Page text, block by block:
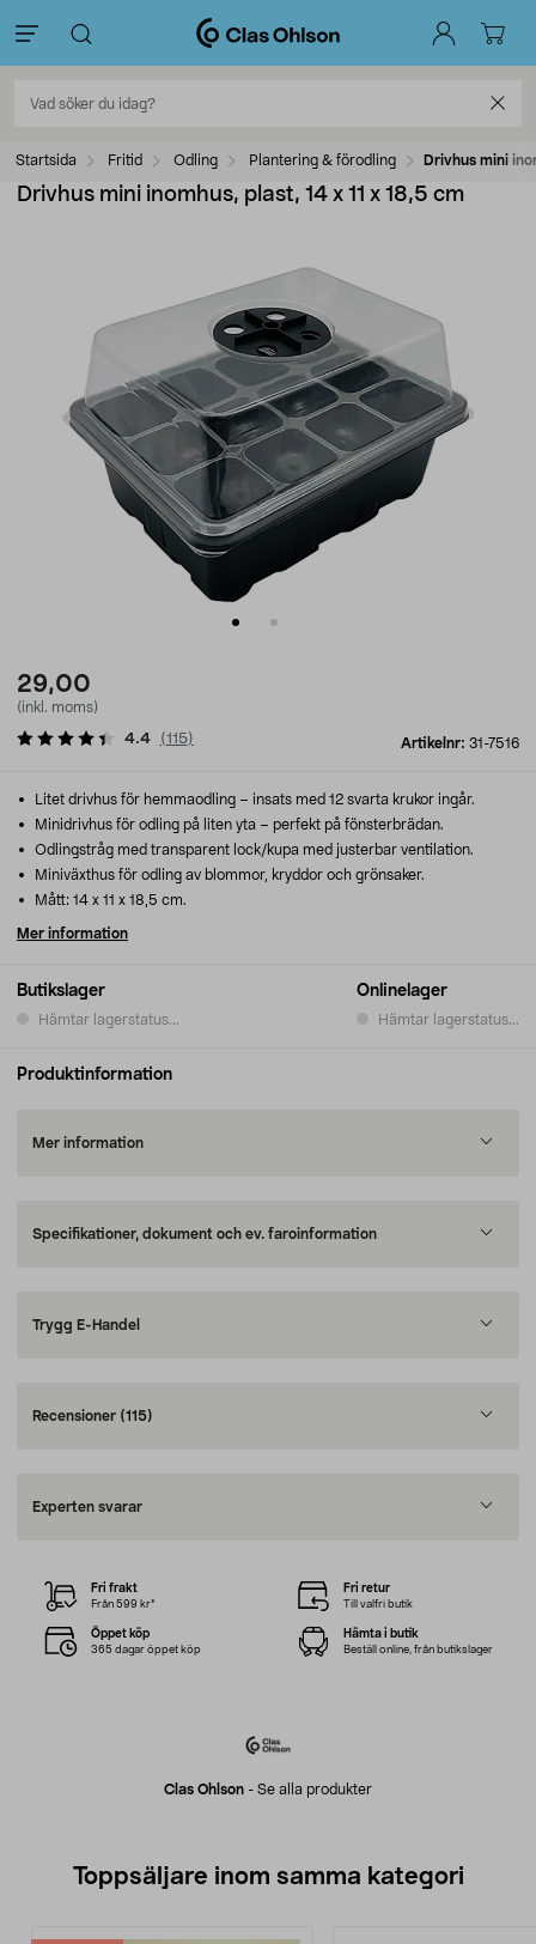
Startsida Fritid Odling Plantering & förodling Drivhus mini
Drivhus mini inomhus, plast, 14 x 11 x 18,5 cm
29,00
(inkl. moms)
Artikelnr: 31-7516
4.4 (115)
Butikslager
Hämtar lagerstatus...
Onlinelager
Hämtar lagerstatus...
Litet drivhus för hemmaodling – insats med 12 svarta krukor ingår.
Minidrivhus för odling på liten yta – perfekt på fönsterbrädan.
Odlingstråg med transparent lock/kupa med justerbar ventilation.
Miniväxthus för odling av blommor, kryddor och grönsaker.
Mått: 14 x 11 x 18,5 cm.
Mer information
Produktinformation
Mer information
Specifikationer, dokument och ev. faroinformation
Trygg E-Handel
Recensioner (115)
Experten svarar
Clas Ohlson - Se alla produkter
Fri frakt
Från 599 kr*
Fri retur
Till valfri butik
Öppet köp
365 dagar öppet köp
Hämta i butik
Beställ online, från butikslager
Toppsäljare inom samma kategori